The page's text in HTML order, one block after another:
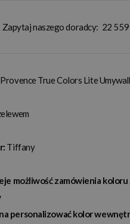
Zapytaj naszego doradcy: 22
True Colors Lite
Tiffany
możliwość zamówienia
personalizować kolor